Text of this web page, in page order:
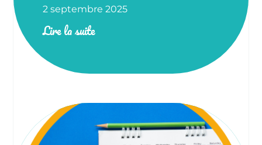
2 septembre 2025
Lire la suite